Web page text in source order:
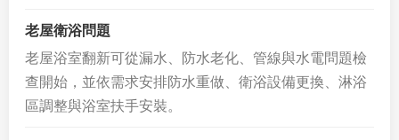
老屋衛浴問題
老屋浴室翻新可從漏水、防水老化、管線與水電問題檢
查開始，並依需求安排防水重做、衛浴設備更換、淋浴
區調整與浴室扶手安裝。